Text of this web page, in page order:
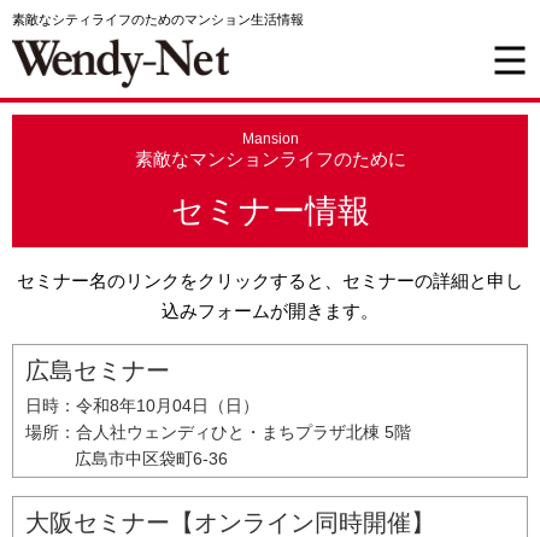
素敵なシティライフのためのマンション生活情報
Mansion
素敵なマンションライフのために
セミナー情報
セミナー名のリンクをクリックすると、セミナーの詳細と申し
込みフォームが開きます。
広島セミナー
日時： 令和8年10月04日（日）
場所： 合人社ウェンディひと・まちプラザ北棟 5階
広島市中区袋町6-36
大阪セミナー【オンライン同時開催】